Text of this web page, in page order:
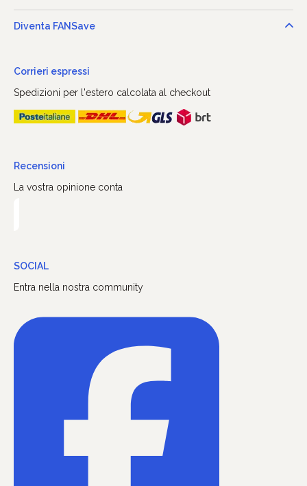
Diventa FANSave
Corrieri espressi
Spedizioni per l'estero calcolata al checkout
Recensioni
La vostra opinione conta
SOCIAL
Entra nella nostra community